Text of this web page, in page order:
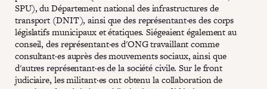
SPU), du Département national des infrastructures de
transport (DNIT), ainsi que des représentant·es des corps
législatifs municipaux et étatiques. Siégeaient également au
conseil, des représentant·es d'ONG travaillant comme
consultant·es auprès des mouvements sociaux, ainsi que
d'autres représentant·es de la société civile. Sur le front
judiciaire, les militant·es ont obtenu la collaboration de